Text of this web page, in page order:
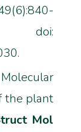
doi:
the plant
Mol